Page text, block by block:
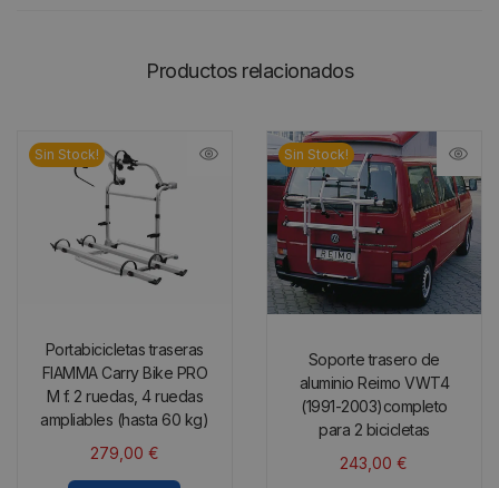
Productos relacionados
Sin Stock!
Portabicicletas traseras
FIAMMA Carry Bike PRO
M f. 2 ruedas, 4 ruedas
ampliables (hasta 60 kg)
279,00 €
Sin Stock!
Soporte trasero de
aluminio Reimo VWT4
(1991-2003)completo
para 2 bicicletas
243,00€